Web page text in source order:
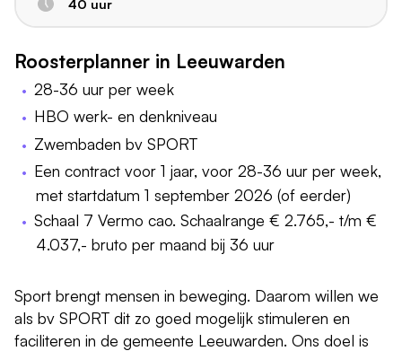
40 uur
Roosterplanner in Leeuwarden
28-36 uur per week
HBO werk- en denkniveau
Zwembaden bv SPORT
Een contract voor 1 jaar, voor 28-36 uur per week,
met startdatum 1 september 2026 (of eerder)
Schaal 7 Vermo cao. Schaalrange € 2.765,- t/m €
4.037,- bruto per maand bij 36 uur
Sport brengt mensen in beweging. Daarom willen we
als bv SPORT dit zo goed mogelijk stimuleren en
faciliteren in de gemeente Leeuwarden. Ons doel is